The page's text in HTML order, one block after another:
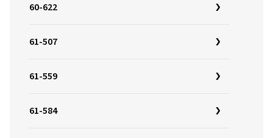
60-622
61-507
61-559
61-584